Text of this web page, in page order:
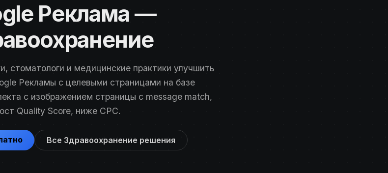
Реклама —
стоматологи и медицинские практики улучшить
Рекламы с целевыми страницами на базе
с изображением страницы с message match,
Quality Score, ниже CPC.
Все Здравоохранение решения